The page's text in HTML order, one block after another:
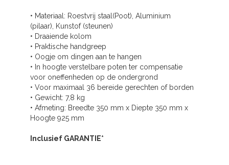
• Materiaal: Roestvrij staal(Poot), Aluminium
(pilaar), Kunstof (steunen)
• Draaiende kolom
• Praktische handgreep
• Oogje om dingen aan te hangen
• In hoogte verstelbare poten ter compensatie
voor oneffenheden op de ondergrond
• Voor maximaal 36 bereide gerechten of borden
• Gewicht: 7,8 kg
• Afmeting: Breedte 350 mm x Diepte 350 mm x
Hoogte 925 mm
Inclusief GARANTIE*